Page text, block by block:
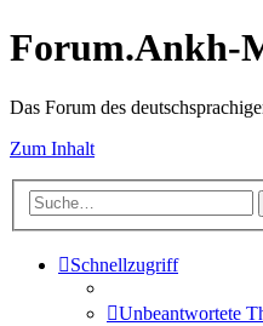
Forum.Ankh-
Das Forum des
Zum Inhalt
Schnellzugriff
Unbeantwortete